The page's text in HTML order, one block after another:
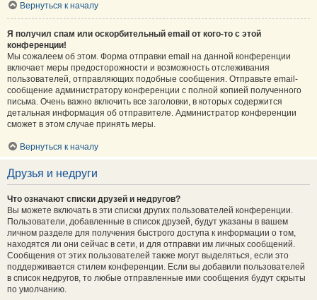
Вернуться к началу
Я получил спам или оскорбительный email от кого-то с этой
конференции!
Мы сожалеем об этом. Форма отправки email на данной конференции
включает меры предосторожности и возможность отслеживания
пользователей, отправляющих подобные сообщения. Отправьте email-
сообщение администратору конференции с полной копией полученного
письма. Очень важно включить все заголовки, в которых содержится
детальная информация об отправителе. Администратор конференции
сможет в этом случае принять меры.
Вернуться к началу
Друзья и недруги
Что означают списки друзей и недругов?
Вы можете включать в эти списки других пользователей конференции.
Пользователи, добавленные в список друзей, будут указаны в вашем
личном разделе для получения быстрого доступа к информации о том,
находятся ли они сейчас в сети, и для отправки им личных сообщений.
Сообщения от этих пользователей также могут выделяться, если это
поддерживается стилем конференции. Если вы добавили пользователей
в список недругов, то любые отправленные ими сообщения будут скрыты
по умолчанию.